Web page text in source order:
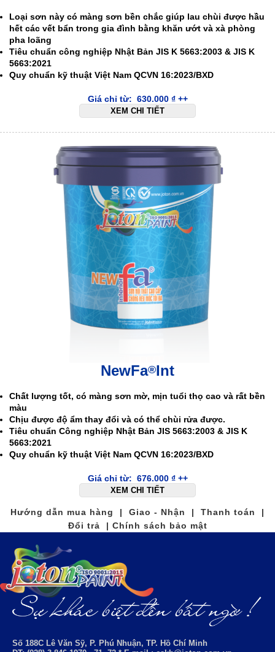
Loại sơn này có màng sơn bền chắc giúp lau chùi được hầu
hết các vết bẩn trong gia đình bằng khăn ướt và xà phòng
pha loãng
Tiêu chuẩn công nghiệp Nhật Bản JIS K 5663:2003 & JIS K
5663:2021
Quy chuẩn kỹ thuật Việt Nam QCVN 16:2023/BXD
Giá chỉ từ: 630.000 ₫++
XEM CHI TIẾT
NewFa®Int
Chất lượng tốt, có màng sơn mờ, mịn tuổi thọ cao và rất bền
màu
Chịu được độ ẩm thay đổi và có thể chùi rửa được.
Tiêu chuẩn Công nghiệp Nhật Bản JIS 5663:2003 & JIS K
5663:2021
Quy chuẩn kỹ thuật Việt Nam QCVN 16:2023/BXD
Giá chỉ từ: 676.000 ₫++
XEM CHI TIẾT
Hướng dẫn mua hàng | Giao - Nhận | Thanh toán |
Đổi trả | Chính sách bảo mật
Số 188C Lê Văn Sỹ, P. Phú Nhuận, TP. Hồ Chí Minh